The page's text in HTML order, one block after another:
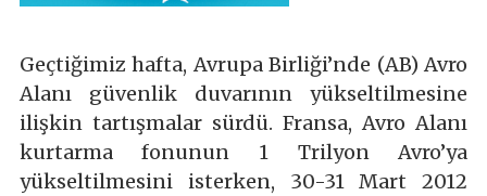
Geçtiğimiz hafta, Avrupa Birliği’nde (AB) Avro
Alanı güvenlik duvarının yükseltilmesine
ilişkin tartışmalar sürdü. Fransa, Avro Alanı
kurtarma fonunun 1 Trilyon Avro’ya
yükseltilmesini isterken, 30-31 Mart 2012